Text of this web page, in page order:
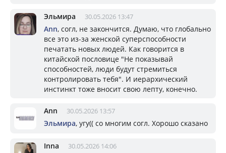
Эльмира 30.05.2026 13:47
Ann, согл, не закончится. Думаю, что глобально
все это из-за женской суперспособности
печатать новых людей. Как говорится в
китайской пословице "Не показывай
способностей, люди будут стремиться
контролировать тебя". И иерархический
инстинкт тоже вносит свою лепту, конечно.
Ann 30.05.2026 13:57
Эльмира, угу(( со многим согл. Хорошо сказано
Inna 30.05.2026 14:06